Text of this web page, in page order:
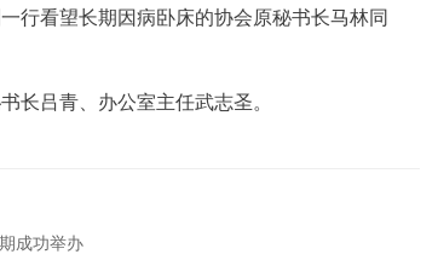
行看望长期因病卧床的协会原秘书长马林同
长吕青、办公室主任武志圣。
成功举办